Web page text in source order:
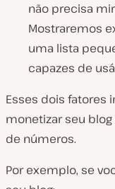
não precisa
Mostraremos
uma lista
capazes de
Esses dois fatores
monetizar seu
de números.
Por exemplo, se